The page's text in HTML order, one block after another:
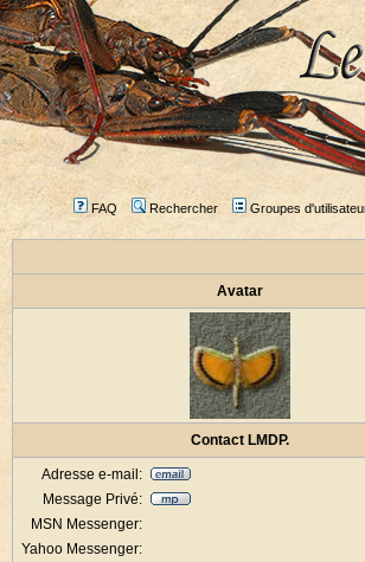
FAQ Rechercher Groupes
Avatar
Contact LMDP.
Adresse e-mail:
Message Privé:
MSN Messenger:
Yahoo Messenger: